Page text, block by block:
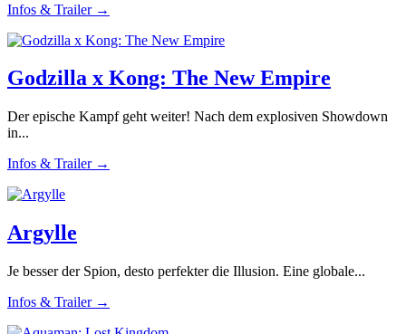
Infos & Trailer →
Godzilla x Kong: The New Empire
Der epische Kampf geht weiter! Nach dem explosiven Showdown
in...
Infos & Trailer →
Argylle
Je besser der Spion, desto perfekter die Illusion. Eine globale...
Infos & Trailer →